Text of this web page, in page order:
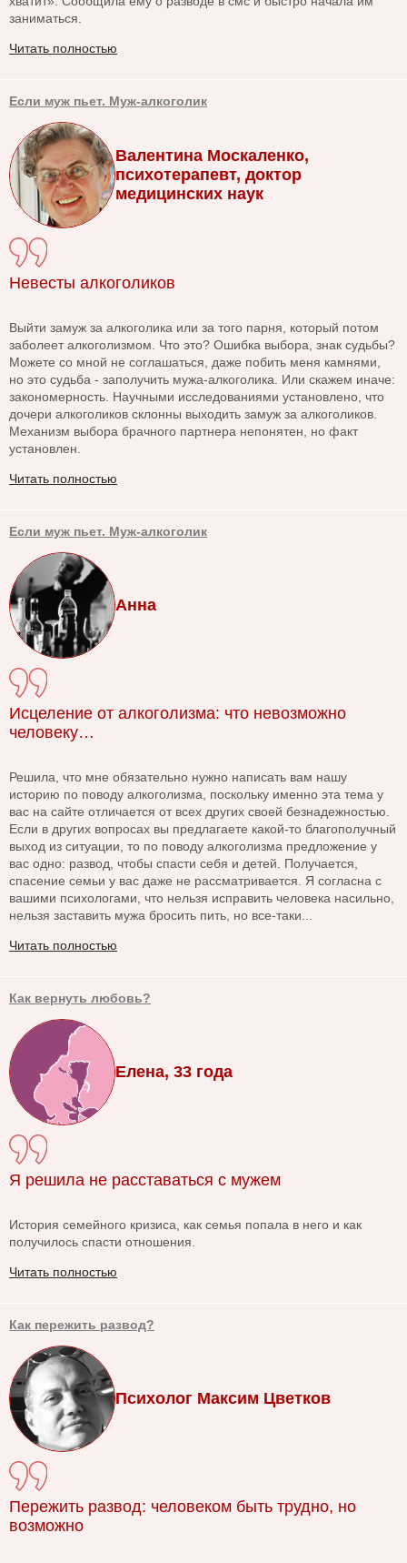
заниматься.
Читать полностью
Если муж пьет. Муж-алкоголик
Валентина Москаленко,
психотерапевт, доктор
медицинских наук
Невесты алкоголиков
Выйти замуж за алкоголика или за того парня, который потом
заболеет алкоголизмом. Что это? Ошибка выбора, знак судьбы?
Можете со мной не соглашаться, даже побить меня камнями,
но это судьба - заполучить мужа-алкоголика. Или скажем иначе:
закономерность. Научными исследованиями установлено, что
дочери алкоголиков склонны выходить замуж за алкоголиков.
Механизм выбора брачного партнера непонятен, но факт
установлен.
Читать полностью
Если муж пьет. Муж-алкоголик
Анна
Исцеление от алкоголизма: что невозможно
человеку…
Решила, что мне обязательно нужно написать вам нашу
историю по поводу алкоголизма, поскольку именно эта тема у
вас на сайте отличается от всех других своей безнадежностью.
Если в других вопросах вы предлагаете какой-то благополучный
выход из ситуации, то по поводу алкоголизма предложение у
вас одно: развод, чтобы спасти себя и детей. Получается,
спасение семьи у вас даже не рассматривается. Я согласна с
вашими психологами, что нельзя исправить человека насильно,
нельзя заставить мужа бросить пить, но все-таки...
Читать полностью
Как вернуть любовь?
Елена, 33 года
Я решила не расставаться с мужем
История семейного кризиса, как семья попала в него и как
получилось спасти отношения.
Читать полностью
Как пережить развод?
Психолог Максим Цветков
Пережить развод: человеком быть трудно, но
возможно